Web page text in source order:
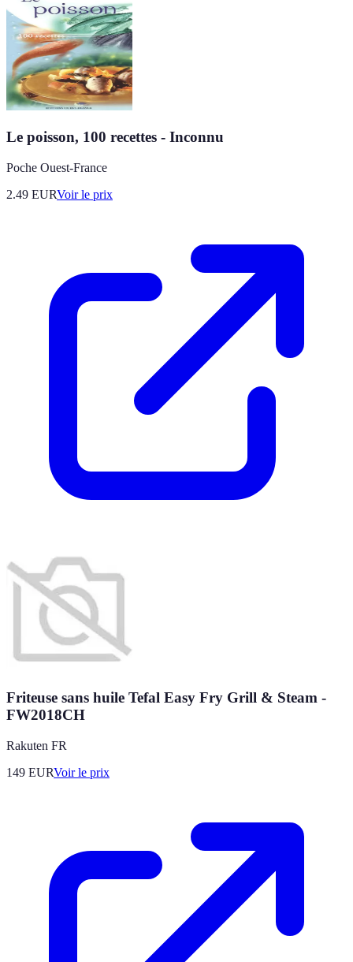
Le poisson, 100 recettes - Inconnu
Poche Ouest-France
2.49 EURVoir le prix
Friteuse sans huile Tefal Easy Fry Grill & Steam -
FW2018CH
Rakuten FR
149 EURVoir le prix